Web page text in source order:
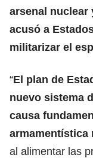
arsenal nuclear
acusó a
militarizar el
“El plan de
nuevo sistema
causa
armamentística
al alimentar las